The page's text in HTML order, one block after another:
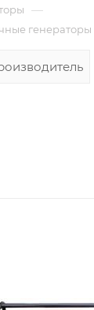
—
генераторы